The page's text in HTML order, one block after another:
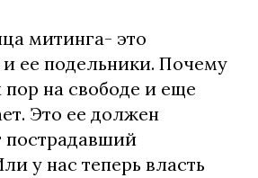
митинга- это
и ее подельники. Почему
на свободе и еще
Это ее должен
пострадавший
у нас теперь власть